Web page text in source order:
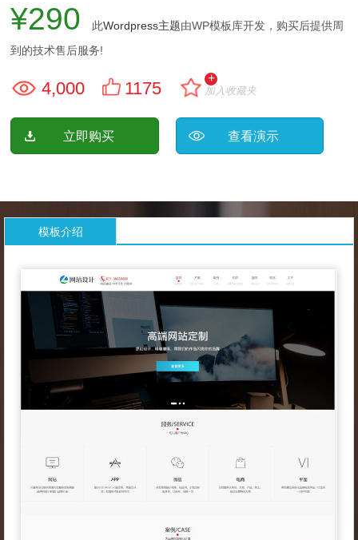
¥290 此Wordpress主题由WP模板库开发，购买后提供周
到的技术售后服务!
4,000 1175
+
加入收藏夹
立即购买 查看演示
模板介绍